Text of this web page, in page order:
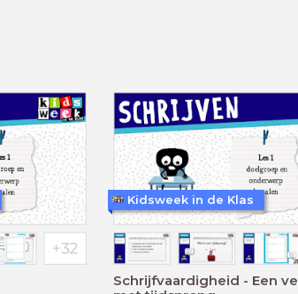
Schrijfvaardigheid - Een
Kidsweek in de Klas